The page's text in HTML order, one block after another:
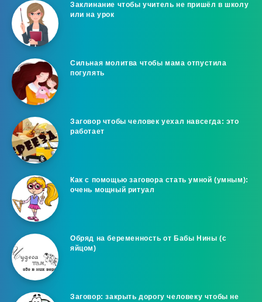
Заклинание чтобы учитель не пришёл в школу
или на урок
Сильная молитва чтобы мама отпустила
погулять
Заговор чтобы человек уехал навсегда: это
работает
Как с помощью заговора стать умной (умным):
очень мощный ритуал
Обряд на беременность от Бабы Нины (с
яйцом)
Заговор: закрыть дорогу человеку чтобы не